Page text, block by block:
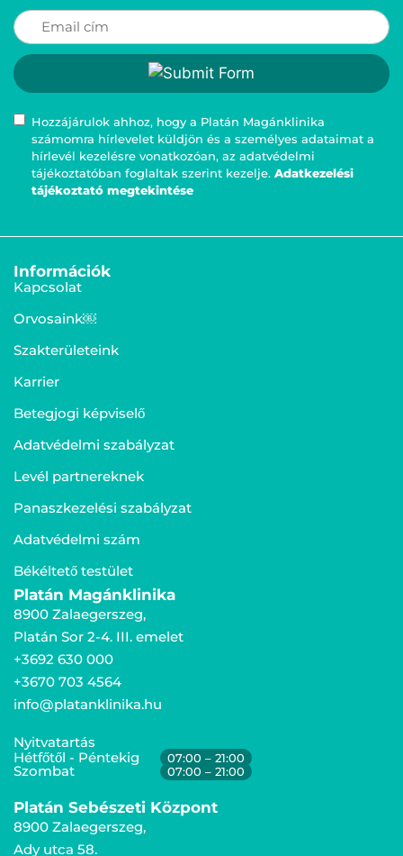
Hozzájárulok ahhoz, hogy a Platán Magánklinika
számomra hírlevelet küldjön és a személyes adataimat a
hírlevél kezelésre vonatkozóan, az adatvédelmi
tájékoztatóban foglaltak szerint kezelje. Adatkezelési
tájékoztató megtekintése
Információk
Kapcsolat
Orvosaink￼
Szakterületeink
Karrier
Betegjogi képviselő
Adatvédelmi szabályzat
Levél partnereknek
Panaszkezelési szabályzat
Adatvédelmi szám
Békéltető testület
Platán Magánklinika
8900 Zalaegerszeg,
Platán Sor 2-4. III. emelet
+3692 630 000
+3670 703 4564
info@platanklinika.hu
Nyitvatartás
Hétfőtől - Péntekig
07:00 – 21:00
Szombat 07:00 – 21:00
Platán Sebészeti Központ
8900 Zalaegerszeg,
Ady utca 58.